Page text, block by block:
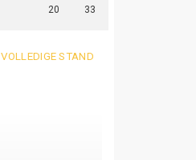
20 33
VOLLEDIGE STAND